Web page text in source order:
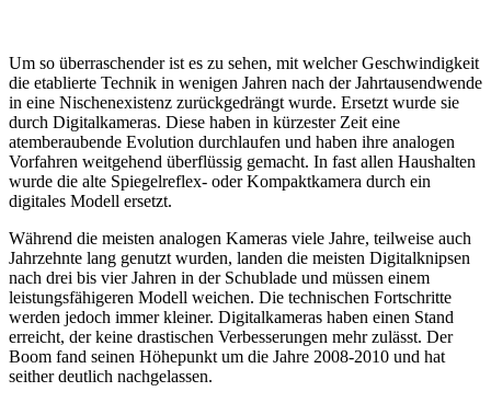
Um so überraschender ist es zu sehen, mit welcher Geschwindigkeit
die etablierte Technik in wenigen Jahren nach der Jahrtausendwende
in eine Nischenexistenz zurückgedrängt wurde. Ersetzt wurde sie
durch Digitalkameras. Diese haben in kürzester Zeit eine
atemberaubende Evolution durchlaufen und haben ihre analogen
Vorfahren weitgehend überflüssig gemacht. In fast allen Haushalten
wurde die alte Spiegelreflex- oder Kompaktkamera durch ein
digitales Modell ersetzt.
Während die meisten analogen Kameras viele Jahre, teilweise auch
Jahrzehnte lang genutzt wurden, landen die meisten Digitalknipsen
nach drei bis vier Jahren in der Schublade und müssen einem
leistungsfähigeren Modell weichen. Die technischen Fortschritte
werden jedoch immer kleiner. Digitalkameras haben einen Stand
erreicht, der keine drastischen Verbesserungen mehr zulässt. Der
Boom fand seinen Höhepunkt um die Jahre 2008-2010 und hat
seither deutlich nachgelassen.